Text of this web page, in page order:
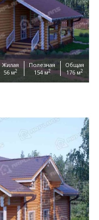
Жилая
56 м2
Полезная
154 м2
Общая
176 м2